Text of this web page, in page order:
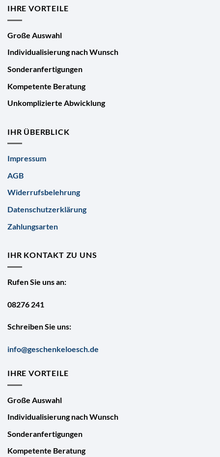
IHRE VORTEILE
Große Auswahl
Individualisierung nach Wunsch
Sonderanfertigungen
Kompetente Beratung
Unkomplizierte Abwicklung
IHR ÜBERBLICK
Impressum
AGB
Widerrufsbelehrung
Datenschutzerklärung
Zahlungsarten
IHR KONTAKT ZU UNS
Rufen Sie uns an:
08276 241
Schreiben Sie uns:
info@geschenkeloesch.de
IHRE VORTEILE
Große Auswahl
Individualisierung nach Wunsch
Sonderanfertigungen
Kompetente Beratung